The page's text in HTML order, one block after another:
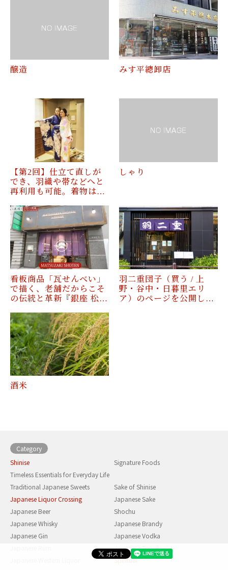
醸造 みす平總卸店
【第2回】仕立て直しが
でき、羽織や帯などへと
再利用も可能。着物は…
しゃり
看板商品「瓦せんべい」
で描く、老舗だからこそ
の伝統と革新『銀座 松…
羽二重団子（買う / 上
野・谷中・日暮里エリ
ア）のページを公開し…
酒米
Category
Shinise
Signature Foods
Timeless Essentials for Everyday Life
Traditional Japanese Sweets
Sake of Shinise
Japanese Liquor Crossing
Japanese Sake
Japanese Beer
Shochu
Japanese Whisky
Japanese Brandy
Japanese Gin
Japanese Vodka
Japanese Tequila
Spiritual